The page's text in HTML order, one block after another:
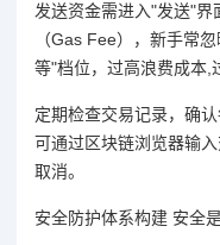
发送资金需进入"发送"界
（Gas Fee），新手常
等"档位，过高浪费成本,
定期检查交易记录，确
可通过区块链浏览器输
取消。
安全防护体系构建 安全